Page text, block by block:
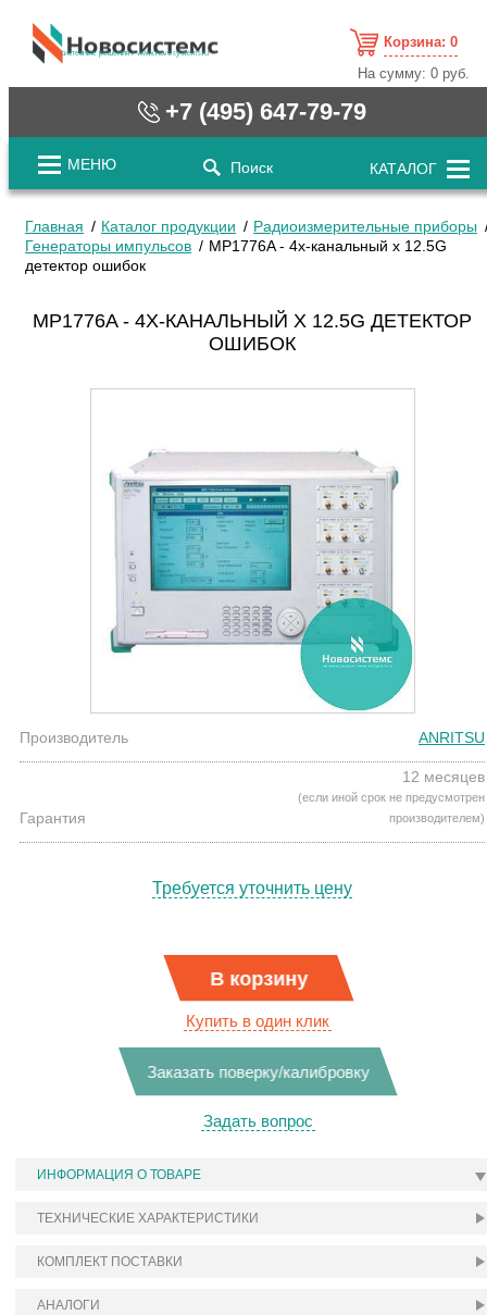
cистемные решения / www.novosystems.ru
Корзина: 0
На сумму:0 руб.
+7 (495) 647-79-79
МЕНЮ Поиск КАТАЛОГ
Главная Каталог продукции
Радиоизмерительные приборы
Генераторы импульсов
MP1776A - 4х-канальный x 12.5G
детектор ошибок
MP1776A - 4Х-КАНАЛЬНЫЙ X 12.5G ДЕТЕКТОР
ОШИБОК
Производитель ANRITSU
Гарантия
12 месяцев
(если иной срок не предусмотрен
производителем)
Требуется уточнить цену
В корзину
Купить в один клик
Заказать поверку/калибровку
Задать вопрос
ИНФОРМАЦИЯ О ТОВАРЕ
ТЕХНИЧЕСКИЕ ХАРАКТЕРИСТИКИ
КОМПЛЕКТ ПОСТАВКИ
АНАЛОГИ